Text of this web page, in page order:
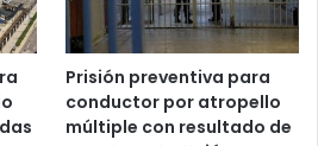
Prisión preventiva para
conductor por atropello
múltiple con resultado de